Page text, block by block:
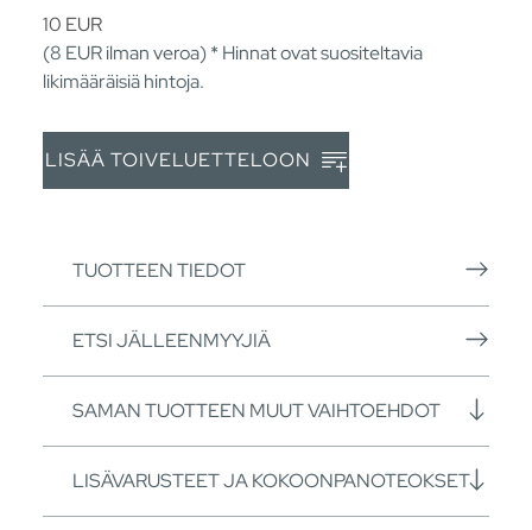
10 EUR
(8 EURilman veroa) * Hinnat ovat suositeltavia
likimääräisiä hintoja.
LISÄÄ TOIVELUETTELOON
TUOTTEEN TIEDOT
ETSI JÄLLEENMYYJIÄ
SAMAN TUOTTEEN MUUT VAIHTOEHDOT
LISÄVARUSTEET JA KOKOONPANOTEOKSET